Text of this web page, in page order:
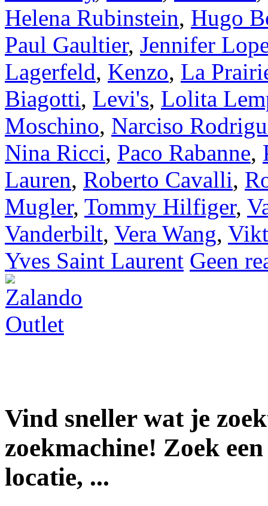
Helena Rubinstein, Hugo
Paul Gaultier, Jennifer
Lagerfeld, Kenzo, La
Biagotti, Levi's, Lolita
Moschino, Narciso
Nina Ricci, Paco Rabanne,
Lauren, Roberto Cavalli,
Mugler, Tommy Hilfiger,
Vanderbilt, Vera Wang,
Yves Saint Laurent Geen
Vind sneller wat je
zoekmachine! Zoek
locatie, ...